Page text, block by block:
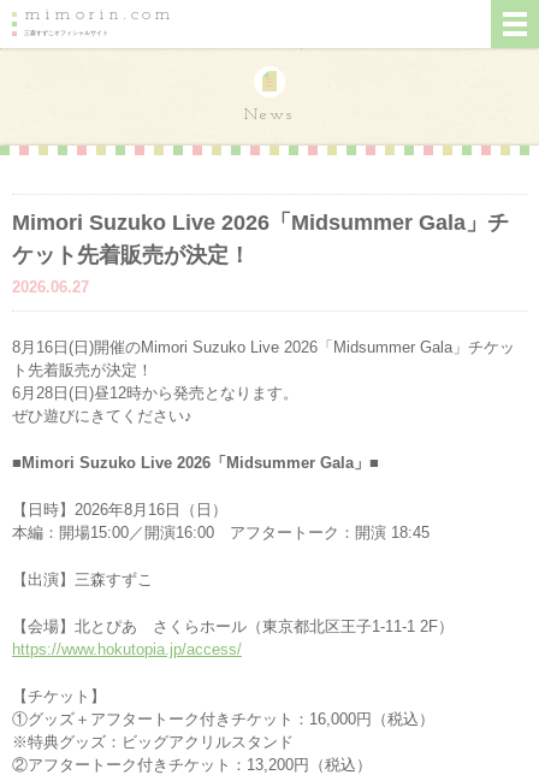
mimorin.com
三森すずこオフィシャルサイト
News
Mimori Suzuko Live 2026「Midsummer Gala」チ
ケット先着販売が決定！
2026.06.27
8月16日(日)開催のMimori Suzuko Live 2026「Midsummer Gala」チケッ
ト先着販売が決定！
6月28日(日)昼12時から発売となります。
ぜひ遊びにきてください♪
■Mimori Suzuko Live 2026「Midsummer Gala」■
【日時】2026年8月16日（日）
本編：開場15:00／開演16:00 アフタートーク：開演 18:45
【出演】三森すずこ
【会場】北とぴあ さくらホール（東京都北区王⼦1-11-1 2F）
https://www.hokutopia.jp/access/
【チケット】
①グッズ＋アフタートーク付きチケット：16,000円（税込）
※特典グッズ：ビッグアクリルスタンド
②アフタートーク付きチケット：13,200円（税込）